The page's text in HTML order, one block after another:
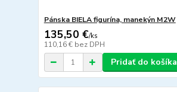
Pánska BIELA figurína, manekýn M2W
135,50 €/ks
110,16 € bez DPH
Pridať do košíka